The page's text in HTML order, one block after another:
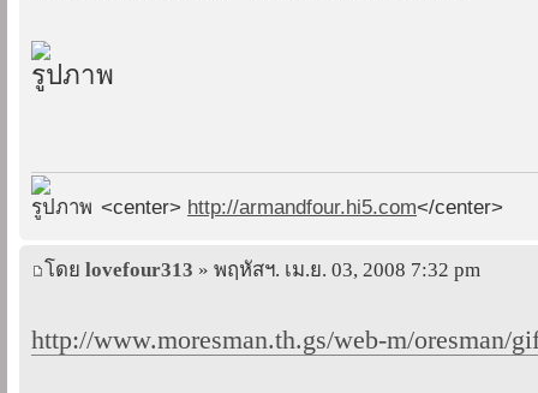
<center> http://armandfour.hi5.com</center>
โดย lovefour313 » พฤหัสฯ. เม.ย. 03, 2008 7:32 pm
http://www.moresman.th.gs/web-m/oresman/